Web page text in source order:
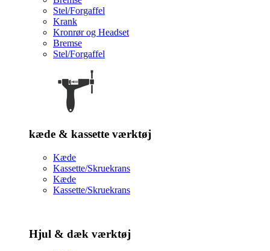
Stel/Forgaffel
Krank
Kronrør og Headset
Bremse
Stel/Forgaffel
kæde & kassette værktøj
Kæde
Kassette/Skruekrans
Kæde
Kassette/Skruekrans
Hjul & dæk værktøj